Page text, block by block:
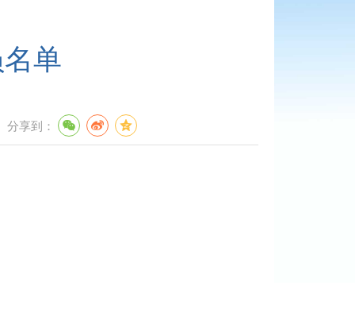
单
分享到：